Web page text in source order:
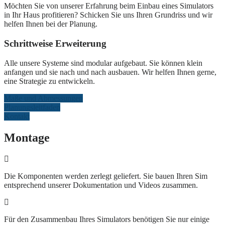
Möchten Sie von unserer Erfahrung beim Einbau eines Simulators
in Ihr Haus profitieren? Schicken Sie uns Ihren Grundriss und wir
helfen Ihnen bei der Planung.
Schrittweise Erweiterung
Alle unsere Systeme sind modular aufgebaut. Sie können klein
anfangen und sie nach und nach ausbauen. Wir helfen Ihnen gerne,
eine Strategie zu entwickeln.
Montage
Die Komponenten werden zerlegt geliefert. Sie bauen Ihren Sim
entsprechend unserer Dokumentation und Videos zusammen.
Für den Zusammenbau Ihres Simulators benötigen Sie nur einige